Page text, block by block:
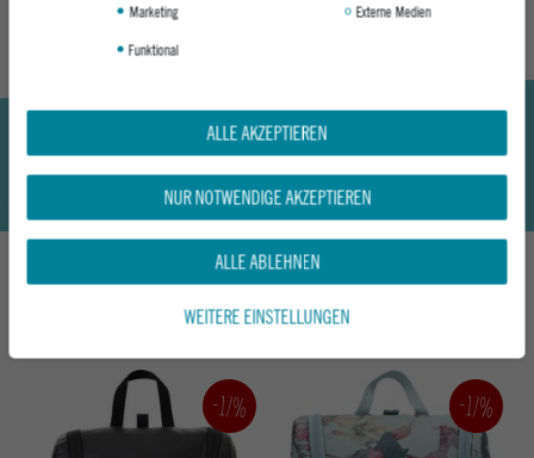
DAS KÖNNTE DIR AUCH GEFALLEN
-17% -17%
Marketing
Externe Medien
Funktional
ALLE AKZEPTIEREN
NUR NOTWENDIGE AKZEPTIEREN
ALLE ABLEHNEN
WEITERE EINSTELLUNGEN